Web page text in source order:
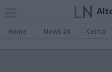
Home News 24 Cerca